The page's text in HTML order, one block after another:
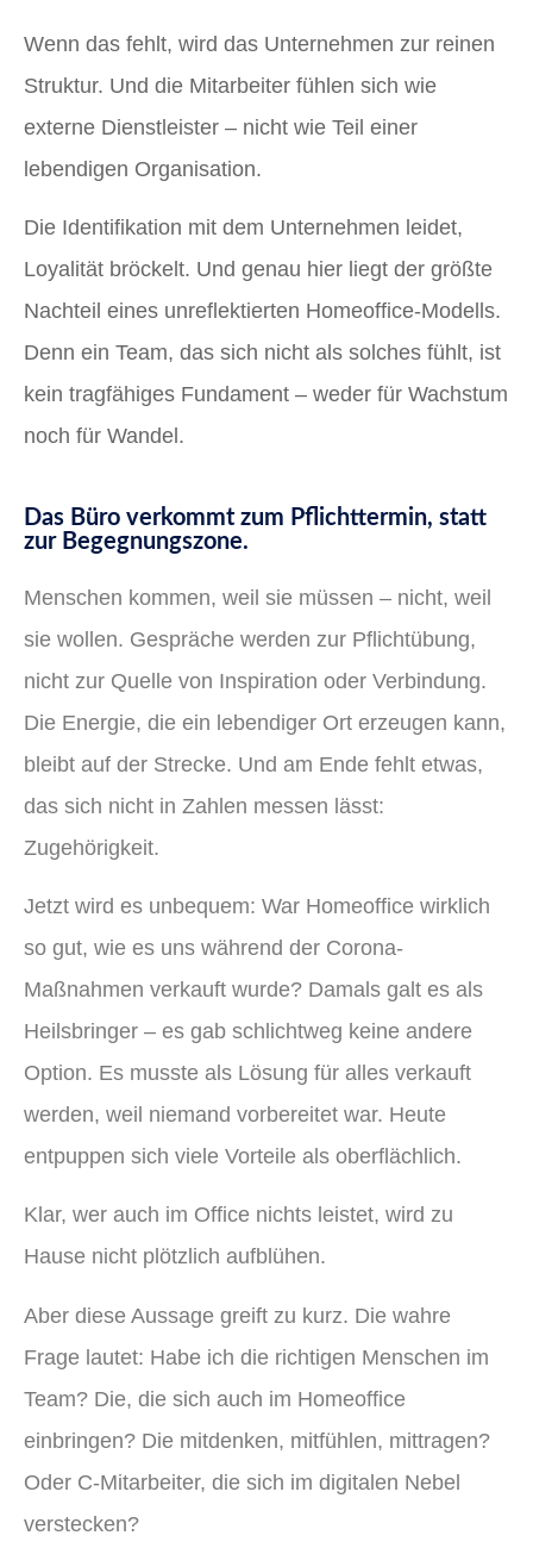
Wenn das fehlt, wird das Unternehmen zur reinen
Struktur. Und die Mitarbeiter fühlen sich wie
externe Dienstleister – nicht wie Teil einer
lebendigen Organisation.
Die Identifikation mit dem Unternehmen leidet,
Loyalität bröckelt. Und genau hier liegt der größte
Nachteil eines unreflektierten Homeoffice-Modells.
Denn ein Team, das sich nicht als solches fühlt, ist
kein tragfähiges Fundament – weder für Wachstum
noch für Wandel.
Das Büro verkommt zum Pflichttermin, statt
zur Begegnungszone.
Menschen kommen, weil sie müssen – nicht, weil
sie wollen. Gespräche werden zur Pflichtübung,
nicht zur Quelle von Inspiration oder Verbindung.
Die Energie, die ein lebendiger Ort erzeugen kann,
bleibt auf der Strecke. Und am Ende fehlt etwas,
das sich nicht in Zahlen messen lässt:
Zugehörigkeit.
Jetzt wird es unbequem: War Homeoffice wirklich
so gut, wie es uns während der Corona-
Maßnahmen verkauft wurde? Damals galt es als
Heilsbringer – es gab schlichtweg keine andere
Option. Es musste als Lösung für alles verkauft
werden, weil niemand vorbereitet war. Heute
entpuppen sich viele Vorteile als oberflächlich.
Klar, wer auch im Office nichts leistet, wird zu
Hause nicht plötzlich aufblühen.
Aber diese Aussage greift zu kurz. Die wahre
Frage lautet: Habe ich die richtigen Menschen im
Team? Die, die sich auch im Homeoffice
einbringen? Die mitdenken, mitfühlen, mittragen?
Oder C-Mitarbeiter, die sich im digitalen Nebel
verstecken?